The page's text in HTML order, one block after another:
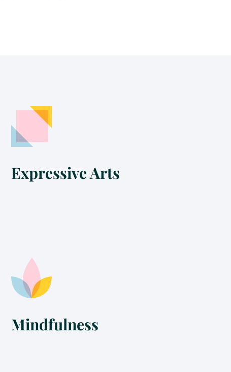
Expressive Arts
Mindfulness